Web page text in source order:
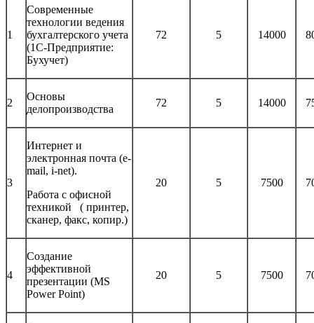
1
Современные
технологии ведения
бухгалтерского учета
(1C-Предприятие:
Бухучет)
72 5 14000
2
Основы
делопроизводства
72 5 14000
3
Интернет и
электронная почта (e-
mail, i-net).
Работа с офисной
техникой ( принтер,
сканер, факс, копир.)
20 5 7500
4
Создание
эффективной
презентации (MS
Power Point)
20 5 7500